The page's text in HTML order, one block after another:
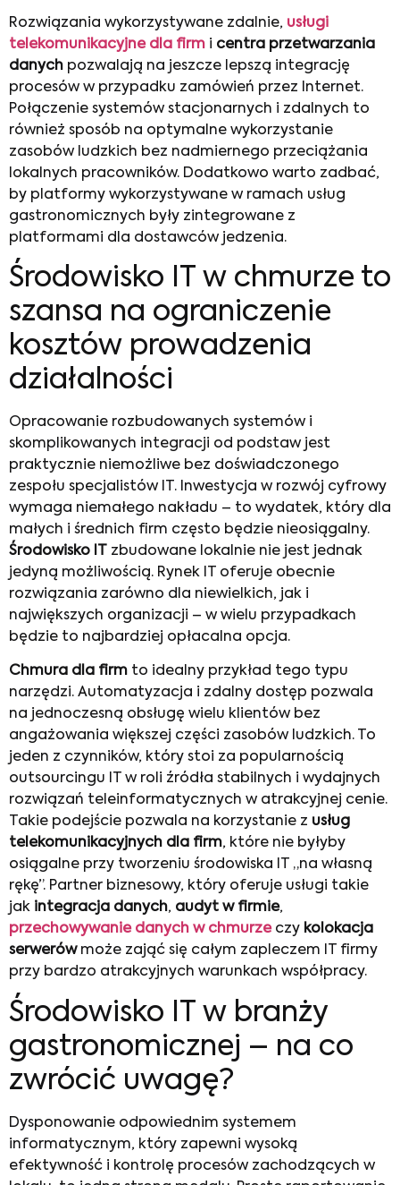
Rozwiązania wykorzystywane zdalnie, usługi
telekomunikacyjne dla firm i centra przetwarzania
danych pozwalają na jeszcze lepszą integrację
procesów w przypadku zamówień przez Internet.
Połączenie systemów stacjonarnych i zdalnych to
również sposób na optymalne wykorzystanie
zasobów ludzkich bez nadmiernego przeciążania
lokalnych pracowników. Dodatkowo warto zadbać,
by platformy wykorzystywane w ramach usług
gastronomicznych były zintegrowane z
platformami dla dostawców jedzenia.
Środowisko IT w chmurze to
szansa na ograniczenie
kosztów prowadzenia
działalności
Opracowanie rozbudowanych systemów i
skomplikowanych integracji od podstaw jest
praktycznie niemożliwe bez doświadczonego
zespołu specjalistów IT. Inwestycja w rozwój cyfrowy
wymaga niemałego nakładu – to wydatek, który dla
małych i średnich firm często będzie nieosiągalny.
Środowisko IT
zbudowane lokalnie nie jest jednak
jedyną możliwością. Rynek IT oferuje obecnie
rozwiązania zarówno dla niewielkich, jak i
największych organizacji – w wielu przypadkach
będzie to najbardziej opłacalna opcja.
Chmura dla firm to idealny przykład tego typu
narzędzi. Automatyzacja i zdalny dostęp pozwala
na jednoczesną obsługę wielu klientów bez
angażowania większej części zasobów ludzkich. To
jeden z czynników, który stoi za popularnością
outsourcingu IT w roli źródła stabilnych i wydajnych
rozwiązań teleinformatycznych w atrakcyjnej cenie.
Takie podejście pozwala na korzystanie z usług
telekomunikacyjnych dla firm, które nie byłyby
osiągalne przy tworzeniu środowiska IT „na własną
rękę”. Partner biznesowy, który oferuje usługi takie
jak integracja danych, audyt w firmie,
przechowywanie danych w chmurzeczy kolokacja
serwerówmoże zająć się całym zapleczem IT firmy
przy bardzo atrakcyjnych warunkach współpracy.
Środowisko IT w branży
gastronomicznej – na co
zwrócić uwagę?
Dysponowanie odpowiednim systemem
informatycznym, który zapewni wysoką
efektywność i kontrolę procesów zachodzących w